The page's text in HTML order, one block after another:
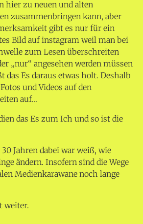
hier zu neuen und alten
zusammenbringen kann, aber
gibt es nur für ein
Bild auf instagram weil man bei
zum Lesen überschreiten
„nur“ angesehen werden müssen
das Es daraus etwas holt. Deshalb
und Videos auf den
auf…
das Es zum Ich und so ist die
Jahren dabei war weiß, wie
ändern. Insofern sind die Wege
Medienkarawane noch lange
weiter.